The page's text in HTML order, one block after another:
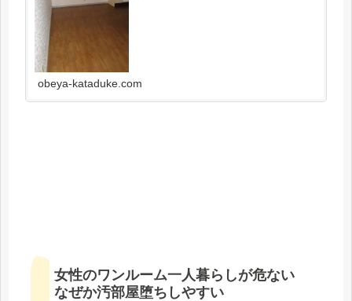
obeya-kataduke.com
女性のワンルーム一人暮らしが危ない
なぜか汚部屋堕ちしやすい